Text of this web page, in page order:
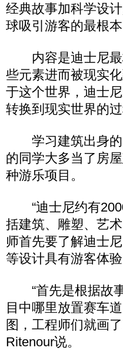
经典故事加科学设
球吸引游客的最根本
内容是迪士尼最
些元素进而被现实
于这个世界，迪士
转换到现实世界的
学习建筑出身的
的同学大多当了房
种游乐项目。
“迪士尼约有
括建筑、雕塑、艺
师首先要了解迪士
等设计具有游客体
“首先是根据故事
目中哪里放置赛车
图，工程师们就画
Ritenour说。